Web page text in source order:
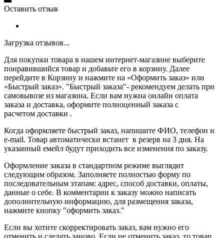
Оставить отзыв
Загрузка отзывов...
Для покупки товара в нашем интернет-магазине выберите
понравившийся товар и добавьте его в корзину. Далее
перейдите в Корзину и нажмите на «Оформить заказ» или
«Быстрый заказ». "Быстрый заказа"- рекомендуем делать при
самовывозе из магазина. Если вам нужна онлайн оплата
заказа и доставка, оформите полноценный заказа с
расчетом доставки .
Когда оформляете быстрый заказ, напишите ФИО, телефон и
e-mail. Товар автоматически встанет в резерв на 3 дня. На
указанный емейл будут приходить все изменения по заказу.
Оформление заказа в стандартном режиме выглядит
следующим образом. Заполняете полностью форму по
последовательным этапам: адрес, способ доставки, оплаты,
данные о себе. В комментарии к заказу можно написать
дополнительную информацию, для размещения заказа,
нажмите кнопку "оформить заказ."
Если вы хотите скорректировать заказ, вам нужно его
отменить и сделать заново. Если не отменить заказ, то товар